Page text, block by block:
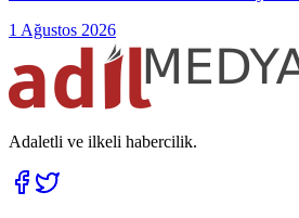
1 Ağustos 2026
Adaletli ve ilkeli habercilik.